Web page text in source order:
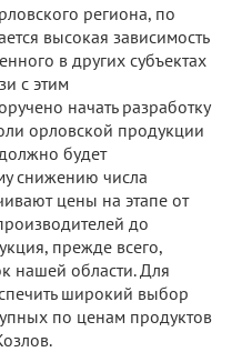
региона, по
высокая зависимость
в других субъектах
с этим
начать разработку
орловской продукции
будет
снижению числа
цены на этапе от
до
прежде всего,
нашей области. Для
широкий выбор
по ценам продуктов